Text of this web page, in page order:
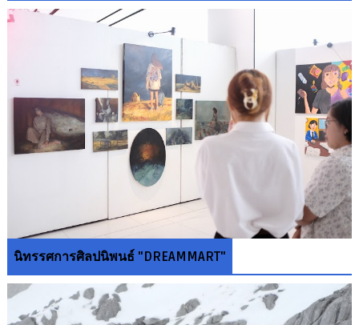
นิทรรศการศิลปนิพนธ์ "DREAMMART"